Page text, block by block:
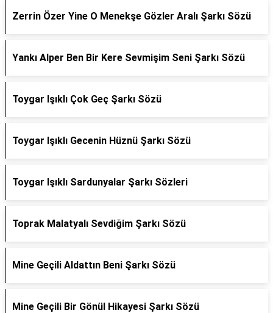
Zerrin Özer Yine O Menekşe Gözler Aralı Şarkı Sözü
Yankı Alper Ben Bir Kere Sevmişim Seni Şarkı Sözü
Toygar Işıklı Çok Geç Şarkı Sözü
Toygar Işıklı Gecenin Hüznü Şarkı Sözü
Toygar Işıklı Sardunyalar Şarkı Sözleri
Toprak Malatyalı Sevdiğim Şarkı Sözü
Mine Geçili Aldattın Beni Şarkı Sözü
Mine Geçili Bir Gönül Hikayesi Şarkı Sözü